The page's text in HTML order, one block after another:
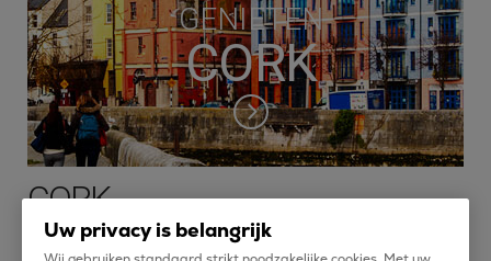
GENIETEN
CORK
CORK
De stad Cork vind je aan de zuidkust van Ierland, aan de rivier
Uw privacy is belangrijk